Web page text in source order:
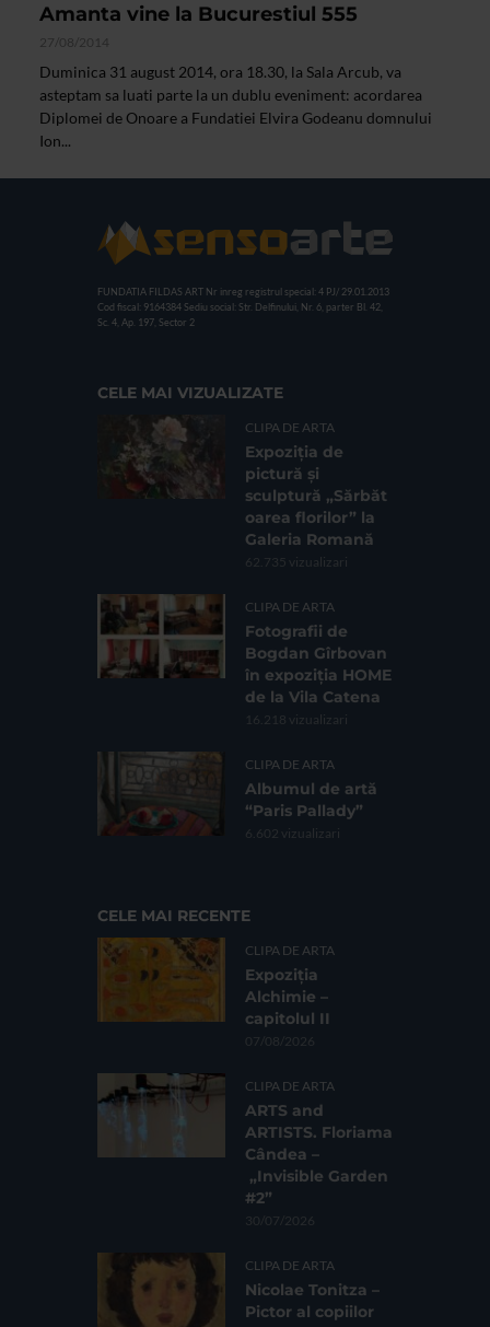
Amanta vine la Bucurestiul 555
27/08/2014
Duminica 31 august 2014, ora 18.30, la Sala Arcub, va
asteptam sa luati parte la un dublu eveniment: acordarea
Diplomei de Onoare a Fundatiei Elvira Godeanu domnului
Ion...
FUNDATIA FILDAS ART Nr inreg registrul special: 4 PJ/ 29.01.2013
Cod fiscal: 9164384 Sediu social: Str. Delfinului, Nr. 6, parter Bl. 42,
Sc. 4, Ap. 197, Sector 2
CELE MAI VIZUALIZATE
CLIPA DE ARTA
Expoziția de
pictură și
sculptură „Sărbăt
oarea florilor” la
Galeria Romană
62.735 vizualizari
CLIPA DE ARTA
Fotografii de
Bogdan Gîrbovan
în expoziția HOME
de la Vila Catena
16.218 vizualizari
CLIPA DE ARTA
Albumul de artă
“Paris Pallady”
6.602 vizualizari
CELE MAI RECENTE
CLIPA DE ARTA
Expoziția
Alchimie –
capitolul II
07/08/2026
CLIPA DE ARTA
ARTS and
ARTISTS. Floriama
Cândea –
„Invisible Garden
#2”
30/07/2026
CLIPA DE ARTA
Nicolae Tonitza –
Pictor al copiilor